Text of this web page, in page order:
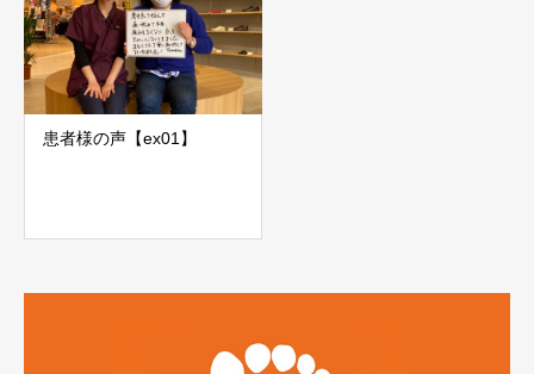
患者様の声【ex01】